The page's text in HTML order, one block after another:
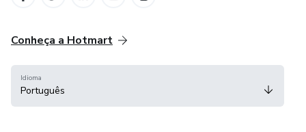
Conheça a Hotmart
Idioma
Português